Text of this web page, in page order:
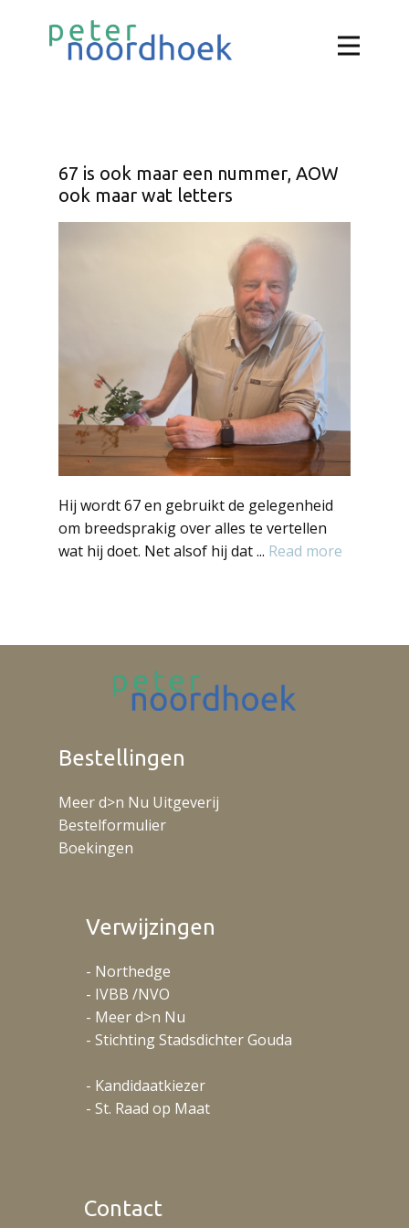
67 is ook maar een nummer, AOW
ook maar wat letters
Hij wordt 67 en gebruikt de gelegenheid
om breedsprakig over alles te vertellen
wat hij doet. Net alsof hij dat ... Read more
Bestellingen
Meer d>n Nu Uitgeverij
Bestelformulier
Boekingen
Verwijzingen
- Northedge
- IVBB /NVO
- Meer d>n Nu
- Stichting Stadsdichter Gouda
- Kandidaatkiezer
- St. Raad op Maat
Contact